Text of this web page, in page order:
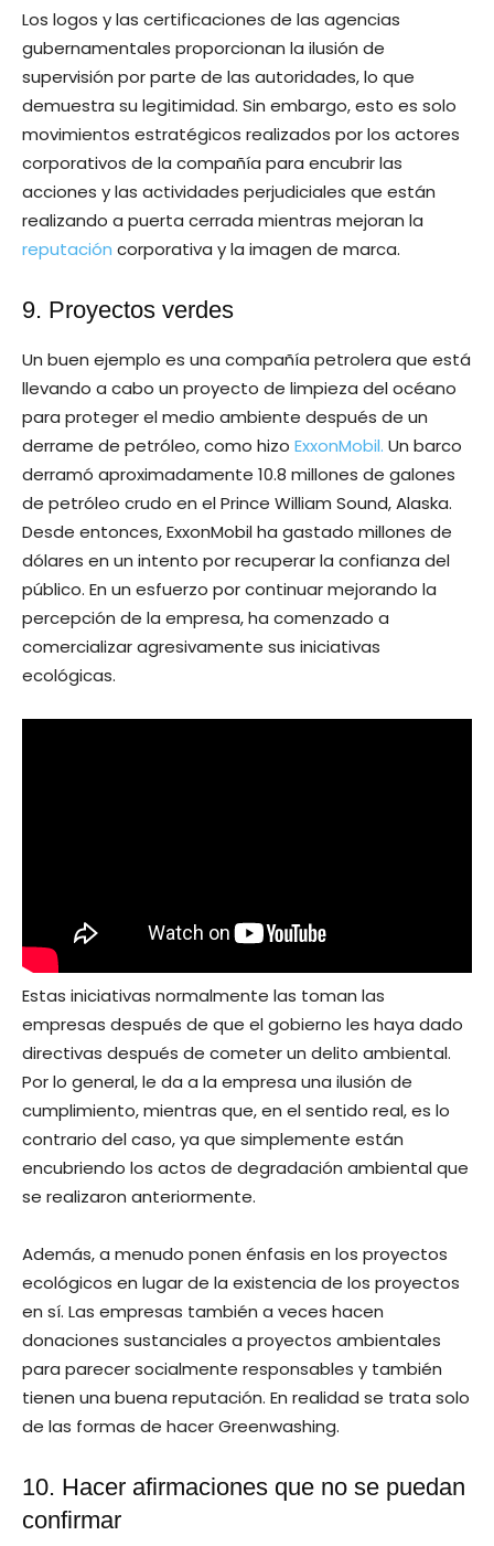
Los logos y las certificaciones de las agencias
gubernamentales proporcionan la ilusión de
supervisión por parte de las autoridades, lo que
demuestra su legitimidad. Sin embargo, esto es solo
movimientos estratégicos realizados por los actores
corporativos de la compañía para encubrir las
acciones y las actividades perjudiciales que están
realizando a puerta cerrada mientras mejoran la
reputación corporativa y la imagen de marca.
9. Proyectos verdes
Un buen ejemplo es una compañía petrolera que está
llevando a cabo un proyecto de limpieza del océano
para proteger el medio ambiente después de un
derrame de petróleo, como hizo ExxonMobil. Un barco
derramó aproximadamente 10.8 millones de galones
de petróleo crudo en el Prince William Sound, Alaska.
Desde entonces, ExxonMobil ha gastado millones de
dólares en un intento por recuperar la confianza del
público. En un esfuerzo por continuar mejorando la
percepción de la empresa, ha comenzado a
comercializar agresivamente sus iniciativas
ecológicas.
Estas iniciativas normalmente las toman las
empresas después de que el gobierno les haya dado
directivas después de cometer un delito ambiental.
Por lo general, le da a la empresa una ilusión de
cumplimiento, mientras que, en el sentido real, es lo
contrario del caso, ya que simplemente están
encubriendo los actos de degradación ambiental que
se realizaron anteriormente.
Además, a menudo ponen énfasis en los proyectos
ecológicos en lugar de la existencia de los proyectos
en sí. Las empresas también a veces hacen
donaciones sustanciales a proyectos ambientales
para parecer socialmente responsables y también
tienen una buena reputación. En realidad se trata solo
de las formas de hacer Greenwashing.
10. Hacer afirmaciones que no se puedan
confirmar